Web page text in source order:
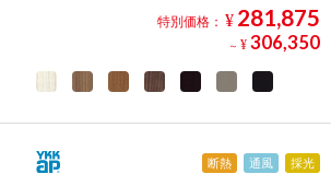
特別価格： ¥ 281,875
～ ¥ 306,350
断熱 通風 採光